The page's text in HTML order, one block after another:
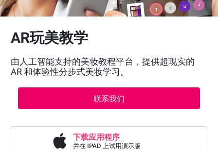
AR玩美教学
由人工智能支持的美妆教程平台，提供超现实的
AR 和体验性分步式美妆学习。
联系我们
下载应用程序
并在 IPAD 上试用演示版